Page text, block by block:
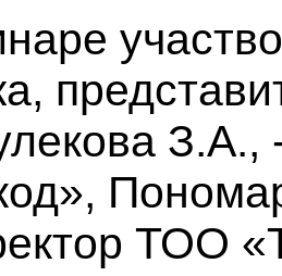
З.А.,
ТОО